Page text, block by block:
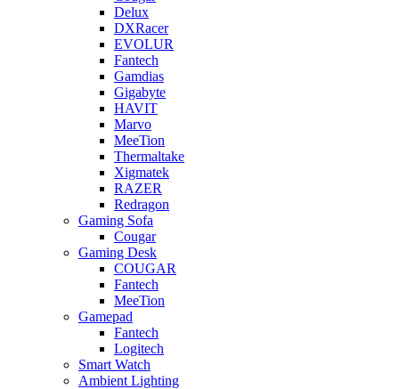
Delux
DXRacer
EVOLUR
Fantech
Gamdias
Gigabyte
HAVIT
Marvo
MeeTion
Thermaltake
Xigmatek
RAZER
Redragon
Gaming Sofa
Cougar
Gaming Desk
COUGAR
Fantech
MeeTion
Gamepad
Fantech
Logitech
Smart Watch
Ambient Lighting